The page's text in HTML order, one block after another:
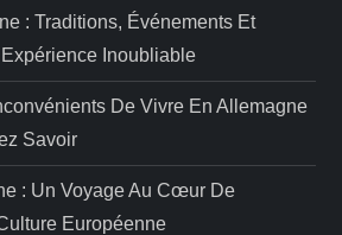
: Traditions, Événements Et
Inoubliable
De Vivre En Allemagne
Savoir
: Un Voyage Au Cœur De
Européenne